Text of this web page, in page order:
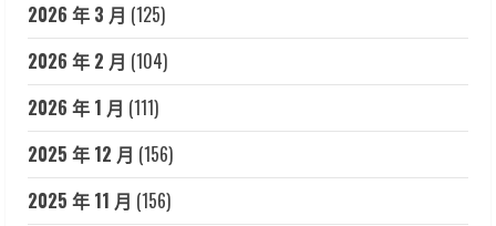
2026 年 3 月 (125)
2026 年 2 月 (104)
2026 年 1 月 (111)
2025 年 12 月 (156)
2025 年 11 月 (156)